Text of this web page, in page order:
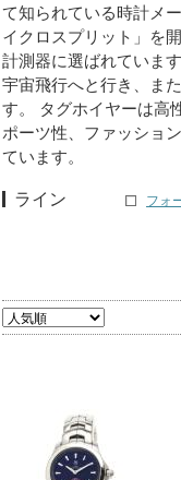
て知られている時計メ
イクロスプリット」を
計測器に選ばれていま
宇宙飛行へと行き、ま
す。 タグホイヤーは高
ポーツ性、ファッショ
ています。
ライン フォ